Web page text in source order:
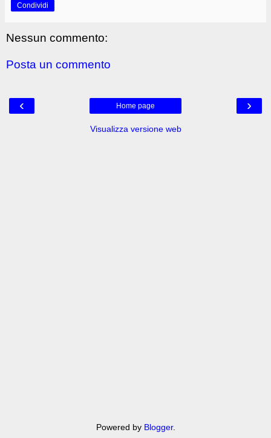
Condividi
Nessun commento:
Posta un commento
‹ ›
Home page
Visualizza versione web
Powered by Blogger.